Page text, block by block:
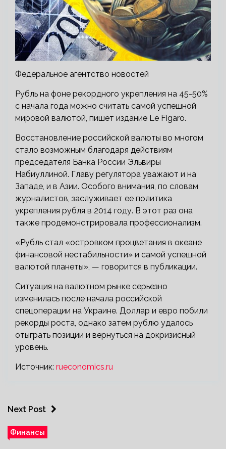
Федеральное агентство новостей
Рубль на фоне рекордного укрепления на 45-50%
с начала года можно считать самой успешной
мировой валютой, пишет издание Le Figaro.
Восстановление российской валюты во многом
стало возможным благодаря действиям
председателя Банка России Эльвиры
Набиуллиной. Главу регулятора уважают и на
Западе, и в Азии. Особого внимания, по словам
журналистов, заслуживает ее политика
укрепления рубля в 2014 году. В этот раз она
также продемонстрировала профессионализм.
«Рубль стал «островком процветания в океане
финансовой нестабильности» и самой успешной
валютой планеты», — говорится в публикации.
Ситуация на валютном рынке серьезно
изменилась после начала российской
спецоперации на Украине. Доллар и евро побили
рекорды роста, однако затем рублю удалось
отыграть позиции и вернуться на докризисный
уровень.
Источник: rueconomics.ru
Next Post
Финансы